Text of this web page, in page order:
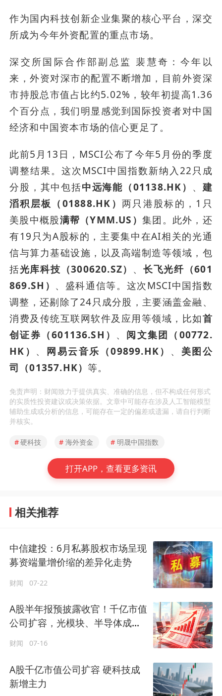
作为国内科技创新企业集聚的核心平台，深交
所成为今年外资配置的重点市场。
深交所国际合作部副总监 裴慧奇：今年以
来，外资对深市的配置不断增加，目前外资深
市持股总市值占比约5.02%，较年初提高1.36
个百分点，我们明显感觉到国际投资者对中国
经济和中国资本市场的信心更足了。
此前5月13日，MSCI公布了今年5月份的季度
调整结果。这次MSCI中国指数新纳入22只成
分股，其中包括中远海能（01138.HK） 、建
滔积层板（01888.HK） 两只港股标的，1只
美股中概股满帮（YMM.US） 集团。此外，还
有19只为A股标的，主要集中在AI相关的光通
信与算力基础设施，以及高端制造等领域，包
括光库科技（300620.SZ） 、 长飞光纤（601
869.SH） 、盛科通信等。这次MSCI中国指数
调整，还剔除了24只成分股，主要涵盖金融、
消费及传统互联网软件及应用等领域，比如首
创证券（601136.SH） 、 阅文集团（00772.
HK） 、 网易云音乐（09899.HK） 、 美图公
司（01357.HK）等。
免责声明：财闻致力于提供真实、准确的信息，但不构成任何形式
的实质性投资建议或决策依据。文章中可能存在涉及人工智能模型
辅助生成或分析的信息，可能存在一定的偏差或遗漏，请自行判断
并核实。
#硬科技 # 海外资金 # 明晟中国指数
打开APP，查看更多资讯
相关推荐
中信建投：6月私募股权市场呈现
募资端量增价缩的差异化走势
财闻 07-22
A股半年报预披露收官！千亿市值
公司扩容，光模块、半导体成新
增主力
财闻 07-16
A股千亿市值公司扩容 硬科技成
新增主力